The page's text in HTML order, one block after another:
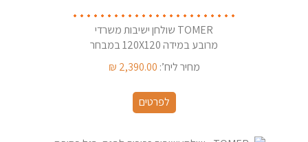
ס''מ
TOMER שולחן ישיבות משרדי
מרובע במידה 120X120 במבחר
צבעי רגלייםמחיר ליח’: 2,390.00
₪
לפרטים